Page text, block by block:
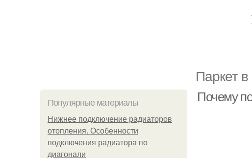
Паркет
Популярные материалы
Нижнее подключение радиаторов
отопления. Особенности
подключения радиатора по
диагонали
Почему